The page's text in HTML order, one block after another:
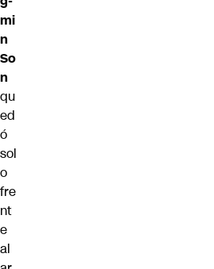
mi
n
So
n
qu
ed
ó
sol
o
fre
nt
e
al